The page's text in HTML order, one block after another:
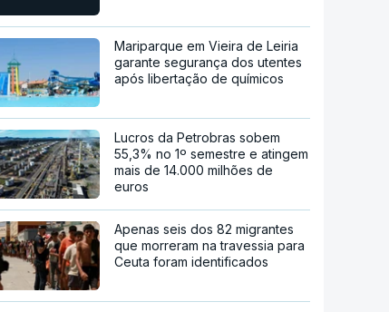
Mariparque em Vieira de Leiria
garante segurança dos utentes
após libertação de químicos
Lucros da Petrobras sobem
55,3% no 1º semestre e atingem
mais de 14.000 milhões de
euros
Apenas seis dos 82 migrantes
que morreram na travessia para
Ceuta foram identificados